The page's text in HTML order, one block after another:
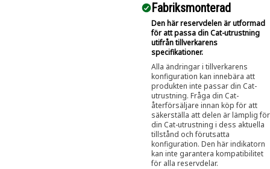
Fabriksmonterad
Den här reservdelen är utformad
för att passa din Cat-utrustning
utifrån tillverkarens
specifikationer.
Alla ändringar i tillverkarens
konfiguration kan innebära att
produkten inte passar din Cat-
utrustning. Fråga din Cat-
återförsäljare innan köp för att
säkerställa att delen är lämplig för
din Cat-utrustning i dess aktuella
tillstånd och förutsatta
konfiguration. Den här indikatorn
kan inte garantera kompatibilitet
för alla reservdelar.